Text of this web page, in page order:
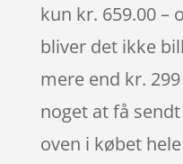
kun kr. 659.00 –
bliver det ikke
mere end kr.
noget at få
oven i købet